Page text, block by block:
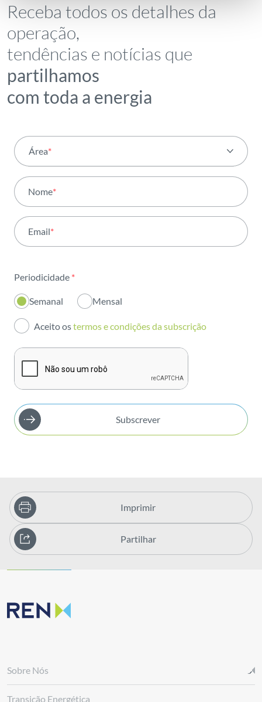
Receba todos os detalhes da
operação,
tendências e notícias que
partilhamos
com toda a energia
Área*
Atividade
Institucional
Inovação
Investidores
Publicações
Nome*
Email*
Periodicidade *
Semanal Mensal
Aceito ostermos e condições da subscrição
Subscrever
Imprimir
Partilhar
Sobre Nós
Transição Energética